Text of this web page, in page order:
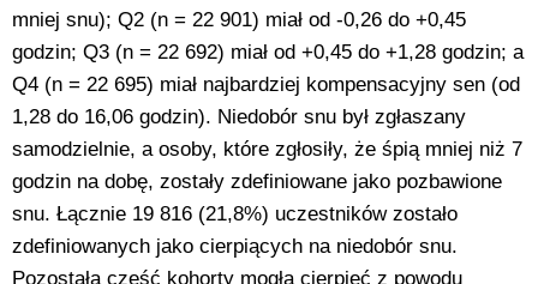
mniej snu); Q2 (n = 22 901) miał od -0,26 do +0,45
godzin; Q3 (n = 22 692) miał od +0,45 do +1,28 godzin; a
Q4 (n = 22 695) miał najbardziej kompensacyjny sen (od
1,28 do 16,06 godzin). Niedobór snu był zgłaszany
samodzielnie, a osoby, które zgłosiły, że śpią mniej niż 7
godzin na dobę, zostały zdefiniowane jako pozbawione
snu. Łącznie 19 816 (21,8%) uczestników zostało
zdefiniowanych jako cierpiących na niedobór snu.
Pozostała część kohorty mogła cierpieć z powodu